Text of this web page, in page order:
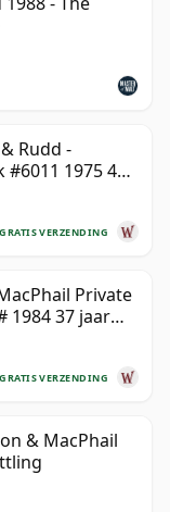
Rudd -
#6011 1975 45
GRATIS VERZENDING
Private
1984 37 jaar
GRATIS VERZENDING
& MacPhail